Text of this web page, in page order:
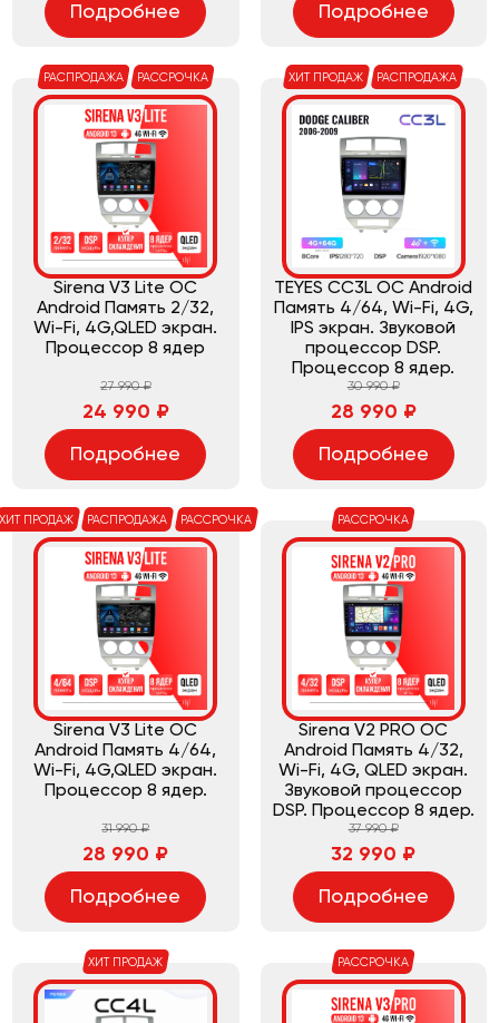
Подробнее Подробнее
РАСПРОДАЖА РАССРОЧКА
Sirena V3 Lite ОС
Android Память 2/32,
Wi-Fi, 4G,QLED экран.
Процессор 8 ядер
27 990 ₽
24 990 ₽
Подробнее
ХИТ ПРОДАЖ РАСПРОДАЖА
TEYES CC3L ОС Android
Память 4/64, Wi-Fi, 4G,
IPS экран. Звуковой
процессор DSP.
Процессор 8 ядер.
30 990 ₽
28 990 ₽
Подробнее
ХИТ ПРОДАЖ РАСПРОДАЖА РАССРОЧКА
Sirena V3 Lite ОС
Android Память 4/64,
Wi-Fi, 4G,QLED экран.
Процессор 8 ядер.
31 990 ₽
28 990 ₽
Подробнее
РАССРОЧКА
Sirena V2 PRO ОС
Android Память 4/32,
Wi-Fi, 4G, QLED экран.
Звуковой процессор
DSP. Процессор 8 ядер.
37 990 ₽
32 990 ₽
Подробнее
ХИТ ПРОДАЖ РАССРОЧКА